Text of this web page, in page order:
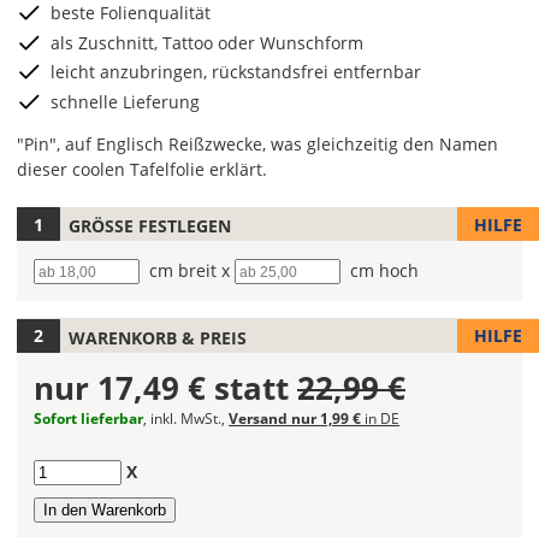
beste Folienqualität
als Zuschnitt, Tattoo oder Wunschform
leicht anzubringen, rückstandsfrei entfernbar
schnelle Lieferung
"Pin", auf Englisch Reißzwecke, was gleichzeitig den Namen
dieser coolen Tafelfolie erklärt.
Wähle
die
Farbe
Deine
Tafelfolie
aus.
Die
"Schwarz"
ist
der
GRÖSSE FESTLEGEN HILFE
Breite cm breit x Höhe cm hoch
WARENKORB & PREIS HILFE
nur 17,49 € statt22,99 €
Sofort lieferbar, inkl. MwSt., Versand nur 1,99 € in DE
Anzahl X